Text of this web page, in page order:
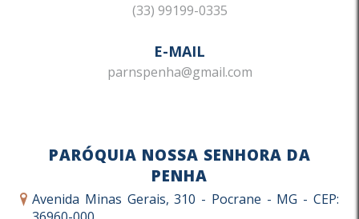
(33) 99199-0335
E-MAIL
parnspenha@gmail.com
PARÓQUIA NOSSA SENHORA DA
PENHA
Avenida Minas Gerais, 310 - Pocrane - MG - CEP: